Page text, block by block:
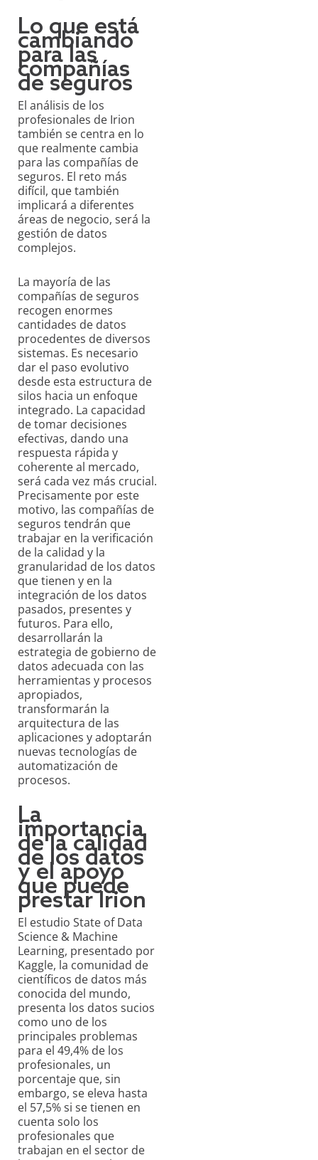
Lo que está
cambiando
para las
compañías
de seguros
El análisis de los
profesionales de Irion
también se centra en lo
que realmente cambia
para las compañías de
seguros. El reto más
difícil, que también
implicará a diferentes
áreas de negocio, será la
gestión de datos
complejos.
La mayoría de las
compañías de seguros
recogen enormes
cantidades de datos
procedentes de diversos
sistemas. Es necesario
dar el paso evolutivo
desde esta estructura de
silos hacia un enfoque
integrado. La capacidad
de tomar decisiones
efectivas, dando una
respuesta rápida y
coherente al mercado,
será cada vez más crucial.
Precisamente por este
motivo, las compañías de
seguros tendrán que
trabajar en la verificación
de la calidad y la
granularidad de los datos
que tienen y en la
integración de los datos
pasados, presentes y
futuros. Para ello,
desarrollarán la
estrategia de gobierno de
datos adecuada con las
herramientas y procesos
apropiados,
transformarán la
arquitectura de las
aplicaciones y adoptarán
nuevas tecnologías de
automatización de
procesos.
La
importancia
de la calidad
de los datos
y el apoyo
que puede
prestar Irion
El estudio State of Data
Science & Machine
Learning, presentado por
Kaggle, la comunidad de
científicos de datos más
conocida del mundo,
presenta los datos sucios
como uno de los
principales problemas
para el 49,4% de los
profesionales, un
porcentaje que, sin
embargo, se eleva hasta
el 57,5% si se tienen en
cuenta solo los
profesionales que
trabajan en el sector de